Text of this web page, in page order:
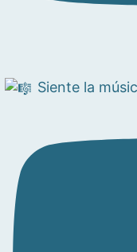
Siente la